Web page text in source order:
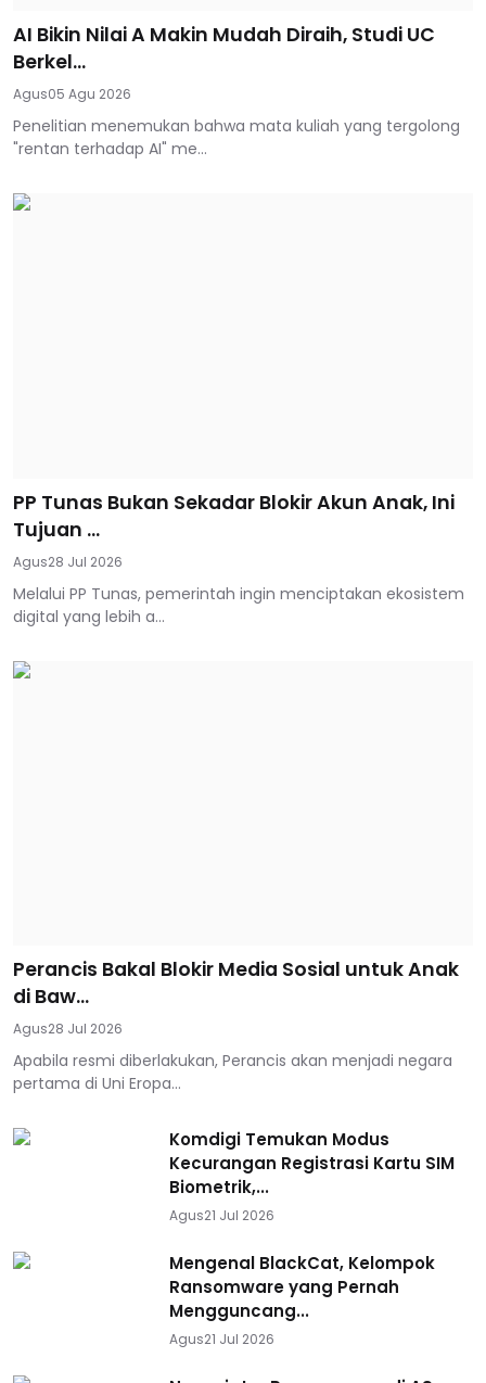
AI Bikin Nilai A Makin Mudah Diraih, Studi UC
Berkel...
Agus05 Agu 2026
Penelitian menemukan bahwa mata kuliah yang tergolong
"rentan terhadap AI" me...
PP Tunas Bukan Sekadar Blokir Akun Anak, Ini
Tujuan ...
Agus28 Jul 2026
Melalui PP Tunas, pemerintah ingin menciptakan ekosistem
digital yang lebih a...
Perancis Bakal Blokir Media Sosial untuk Anak
di Baw...
Agus28 Jul 2026
Apabila resmi diberlakukan, Perancis akan menjadi negara
pertama di Uni Eropa...
Komdigi Temukan Modus
Kecurangan Registrasi Kartu SIM
Biometrik,...
Agus21 Jul 2026
Mengenal BlackCat, Kelompok
Ransomware yang Pernah
Mengguncang...
Agus21 Jul 2026